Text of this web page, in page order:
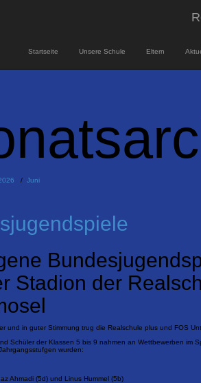
Startseite Unsere Schule Eltern
/ Juni
Stadion der
und in guter Stimmung trug die Realschule plus und FOS
Schüler der Klassen 5 bis 9 nahmen an Wettbewerben im
wurden:
Ahmadi (5d) und Linus Hummel (5b)